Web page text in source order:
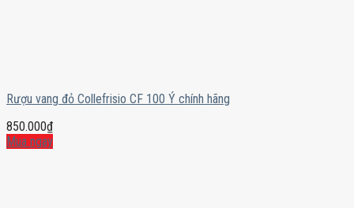
Rượu vang đỏ Collefrisio CF 100 Ý chính hãng
850.000₫
Mua ngay